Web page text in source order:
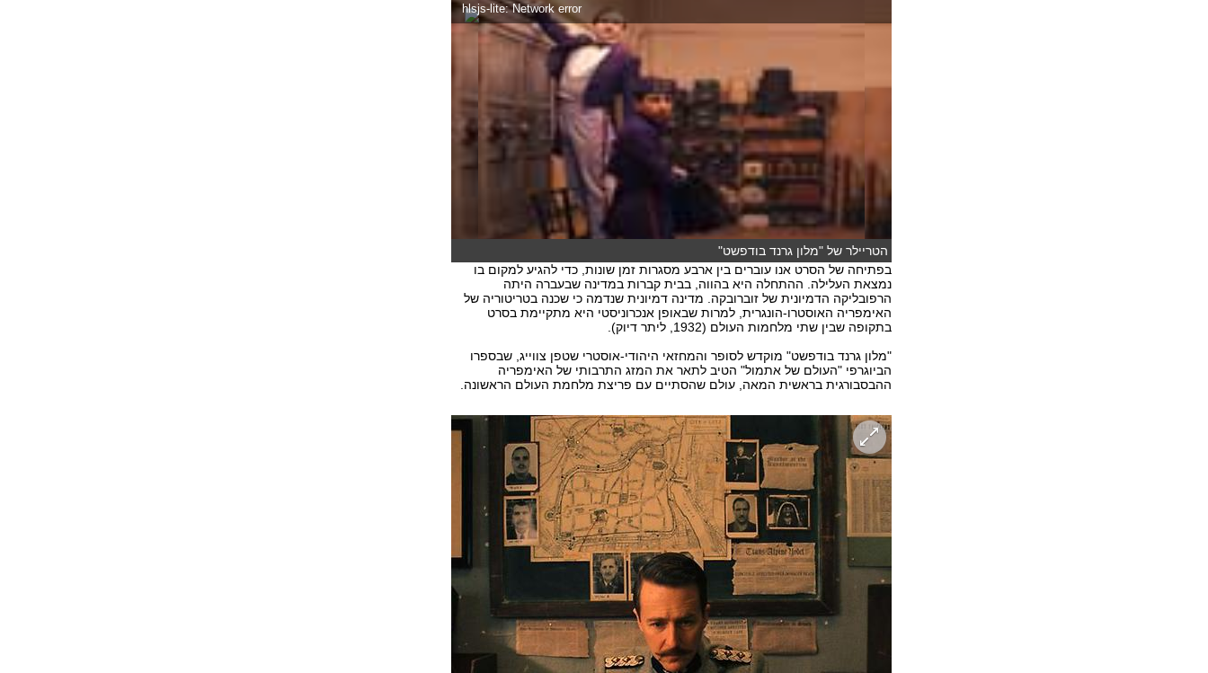
hlsjs-lite: Network error
הטריילר של "מלון גרנד בודפשט"
בפתיחה של הסרט אנו עוברים בין ארבע מסגרות זמן שונות, כדי להגיע למקום בו
נמצאת העלילה. ההתחלה היא בהווה, בבית קברות במדינה שבעברה היתה
הרפובליקה הדמיונית של זוברובקה. מדינה דמיונית שנדמה כי שכנה בטריטוריה של
האימפריה האוסטרו-הונגרית, למרות שבאופן אנכרוניסטי היא מתקיימת בסרט
בתקופה שבין שתי מלחמות העולם (1932, ליתר דיוק).
"מלון גרנד בודפשט" מוקדש לסופר והמחזאי היהודי-אוסטרי שטפן צווייג, שבספרו
הביוגרפי "העולם של אתמול" הטיב לתאר את המזג התרבותי של האימפריה
ההבסבורגית בראשית המאה, עולם שהסתיים עם פריצת מלחמת העולם הראשונה.